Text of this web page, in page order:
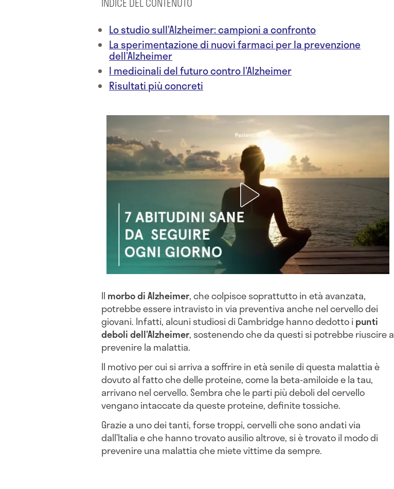
INDICE DEL CONTENUTO
Lo studio sull’Alzheimer: campioni a confronto
La sperimentazione di nuovi farmaci per la prevenzione
dell’Alzheimer
I medicinali del futuro contro l’Alzheimer
Risultati più concreti
Il morbo di Alzheimer, che colpisce soprattutto in età avanzata,
potrebbe essere intravisto in via preventiva anche nel cervello dei
giovani. Infatti, alcuni studiosi di Cambridge hanno dedotto i punti
deboli dell’Alzheimer, sostenendo che da questi si potrebbe riuscire a
prevenire la malattia.
Il motivo per cui si arriva a soffrire in età senile di questa malattia è
dovuto al fatto che delle proteine, come la beta-amiloide e la tau,
arrivano nel cervello. Sembra che le parti più deboli del cervello
vengano intaccate da queste proteine, definite tossiche.
Grazie a uno dei tanti, forse troppi, cervelli che sono andati via
dall’Italia e che hanno trovato ausilio altrove, si è trovato il modo di
prevenire una malattia che miete vittime da sempre.